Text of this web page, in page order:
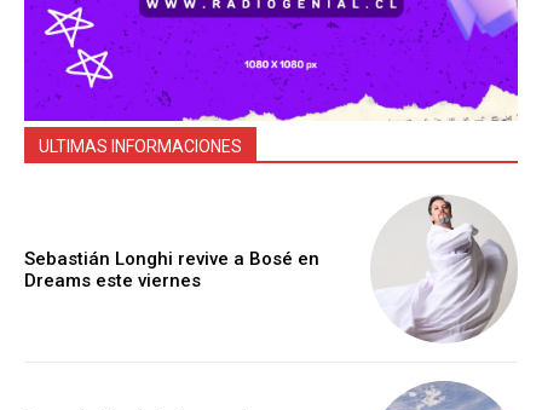
ULTIMAS INFORMACIONES
Sebastián Longhi revive a Bosé en
Dreams este viernes